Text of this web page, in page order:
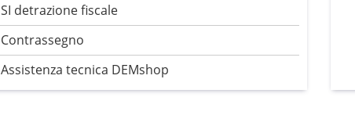
SI detrazione fiscale
Contrassegno
Assistenza tecnica DEMshop